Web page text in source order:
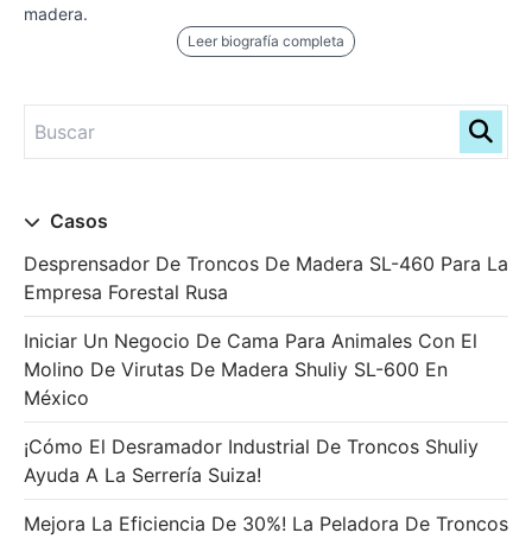
madera.
Leer biografía completa
Casos
Desprensador De Troncos De Madera SL-460 Para La
Empresa Forestal Rusa
Iniciar Un Negocio De Cama Para Animales Con El
Molino De Virutas De Madera Shuliy SL-600 En
México
¡Cómo El Desramador Industrial De Troncos Shuliy
Ayuda A La Serrería Suiza!
Mejora La Eficiencia De 30%! La Peladora De Troncos